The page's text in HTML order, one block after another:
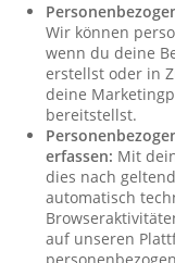
Wir können
wenn du deine
erstellst oder in
deine
bereitstellst.
erfassen: Mit
dies nach
automatisch
auf unseren